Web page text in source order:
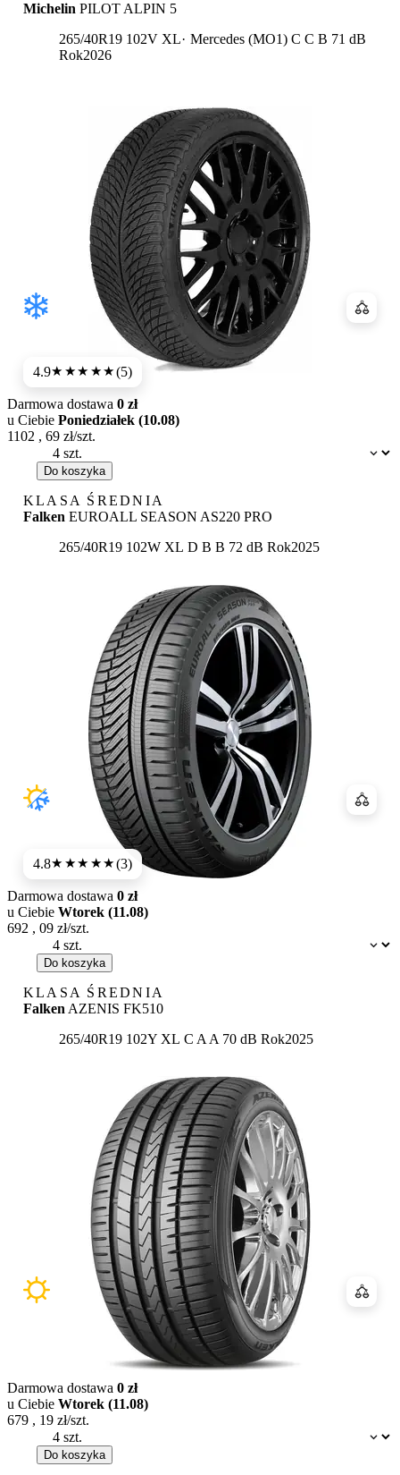
Michelin PILOT ALPIN 5
265/40R19 102V XL
Mercedes (MO1) Etykieta:
C C B 71 dB
Rok2026
4.9★★★★★(5)
Dostępność:
Darmowa dostawa 0 zł
u Ciebie Poniedziałek (10.08)
1102 , 69 zł/szt.
Do koszyka
KLASA ŚREDNIA
Falken EUROALL SEASON AS220 PRO
265/40R19 102W XL Etykieta:
D B B 72 dB Rok2025
4.8★★★★★(3)
Dostępność:
Darmowa dostawa 0 zł
u Ciebie Wtorek (11.08)
692 , 09 zł/szt.
Do koszyka
KLASA ŚREDNIA
Falken AZENIS FK510
265/40R19 102Y XL Etykieta:
C A A 70 dB Rok2025
Dostępność:
Darmowa dostawa 0 zł
u Ciebie Wtorek (11.08)
679 , 19 zł/szt.
Do koszyka